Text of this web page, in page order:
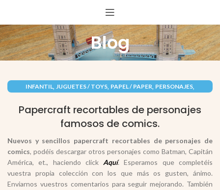
Blog
INFANTIL, JUGUETES / TOYS, PAPEL / PAPER, PERSONAJES,
Papercraft recortables de personajes
famosos de comics.
Nuevos y sencillos papercraft recortables de personajes de
comics, podéis descargar otros personajes como Batman, Capitán
América, et., haciendo click Aquí. Esperamos que completéis
vuestra propia colección con los que más os gusten, ánimo.
Enviarnos vuestros comentarios para seguir mejorando. También